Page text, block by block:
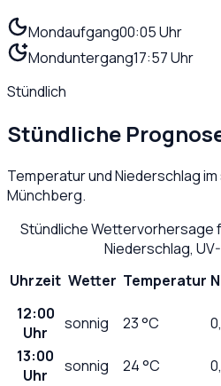
Mondaufgang00:05 Uhr
Monduntergang17:57 Uhr
Stündlich
Stündliche
Temperatur und Niederschlag
Münchberg.
Stündliche Wettervorhersage
Niederschlag,
Uhrzeit Wetter Temperatur
12:00
Uhr
sonnig 23°C
13:00
Uhr
sonnig 24°C